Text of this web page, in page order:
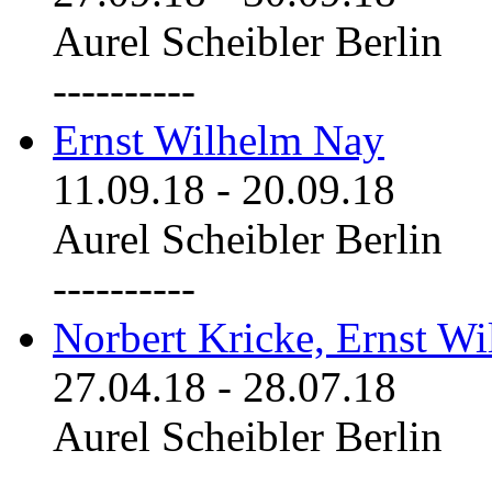
Aurel Scheibler Berlin
----------
Ernst Wilhelm Nay
11.09.18 - 20.09.18
Aurel Scheibler Berlin
----------
Norbert Kricke, Ernst
27.04.18 - 28.07.18
Aurel Scheibler Berlin